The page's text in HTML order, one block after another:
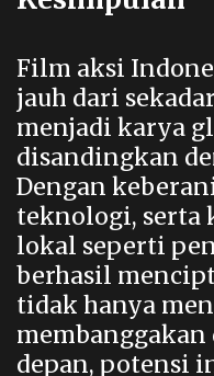
Film aksi
jauh dari
menjadi karya
disandingkan
Dengan
teknologi, serta
lokal seperti
berhasil
tidak hanya
membanggakan
depan, potensi